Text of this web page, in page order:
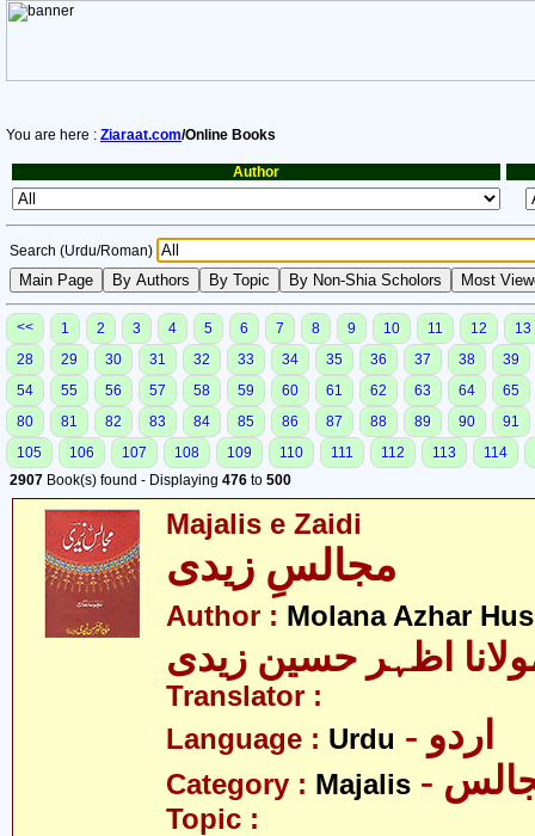
You are here : Ziaraat.com/Online Books
Author
Search (Urdu/Roman)
<< 1 2 3 4 5 6 7 8 9 10 11 12
13
28
29 30 31 32 33 34 35 36 37 38
39
54
55 56 57 58 59 60 61 62 63 64
65
80
81 82 83 84 85 86 87 88 89 90
91
105
106 107 108 109 110 111 112 113
114
2907 Book(s) found - Displaying 476 to 500
Majalis e Zaidi
مجالسِ زیدی
Author : Molana Azhar
اظہر حسین زیدی
Translator :
Language : Urdu - اردو
Category : Majalis
Topic :